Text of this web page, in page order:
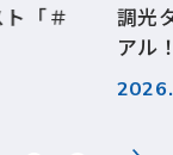
「＃
調光
アル
大開